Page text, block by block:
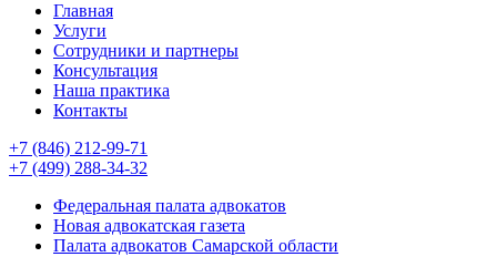
Главная
Услуги
Сотрудники и партнеры
Консультация
Наша практика
Контакты
+7 (846) 212-99-71
+7 (499) 288-34-32
Федеральная палата адвокатов
Новая адвокатская газета
Палата адвокатов Самарской области